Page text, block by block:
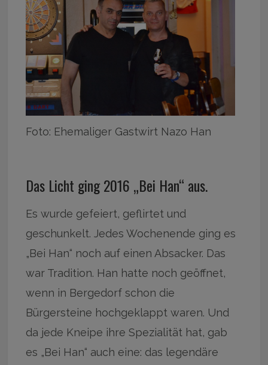
Foto: Ehemaliger Gastwirt Nazo Han
Das Licht ging 2016 „Bei Han“ aus.
Es wurde gefeiert, geflirtet und
geschunkelt. Jedes Wochenende ging es
„Bei Han“ noch auf einen Absacker. Das
war Tradition. Han hatte noch geöffnet,
wenn in Bergedorf schon die
Bürgersteine hochgeklappt waren. Und
da jede Kneipe ihre Spezialität hat, gab
es „Bei Han“ auch eine: das legendäre